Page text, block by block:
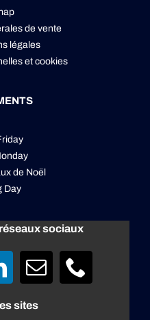
de vente
légales
et cookies
de Noël
Day
sociaux
sites